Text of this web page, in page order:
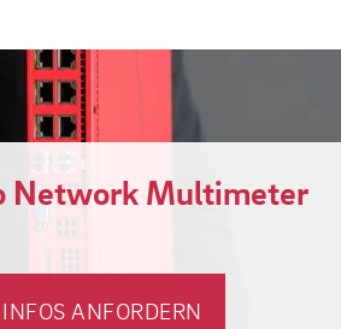
Network Multimeter
INFOS ANFORDERN